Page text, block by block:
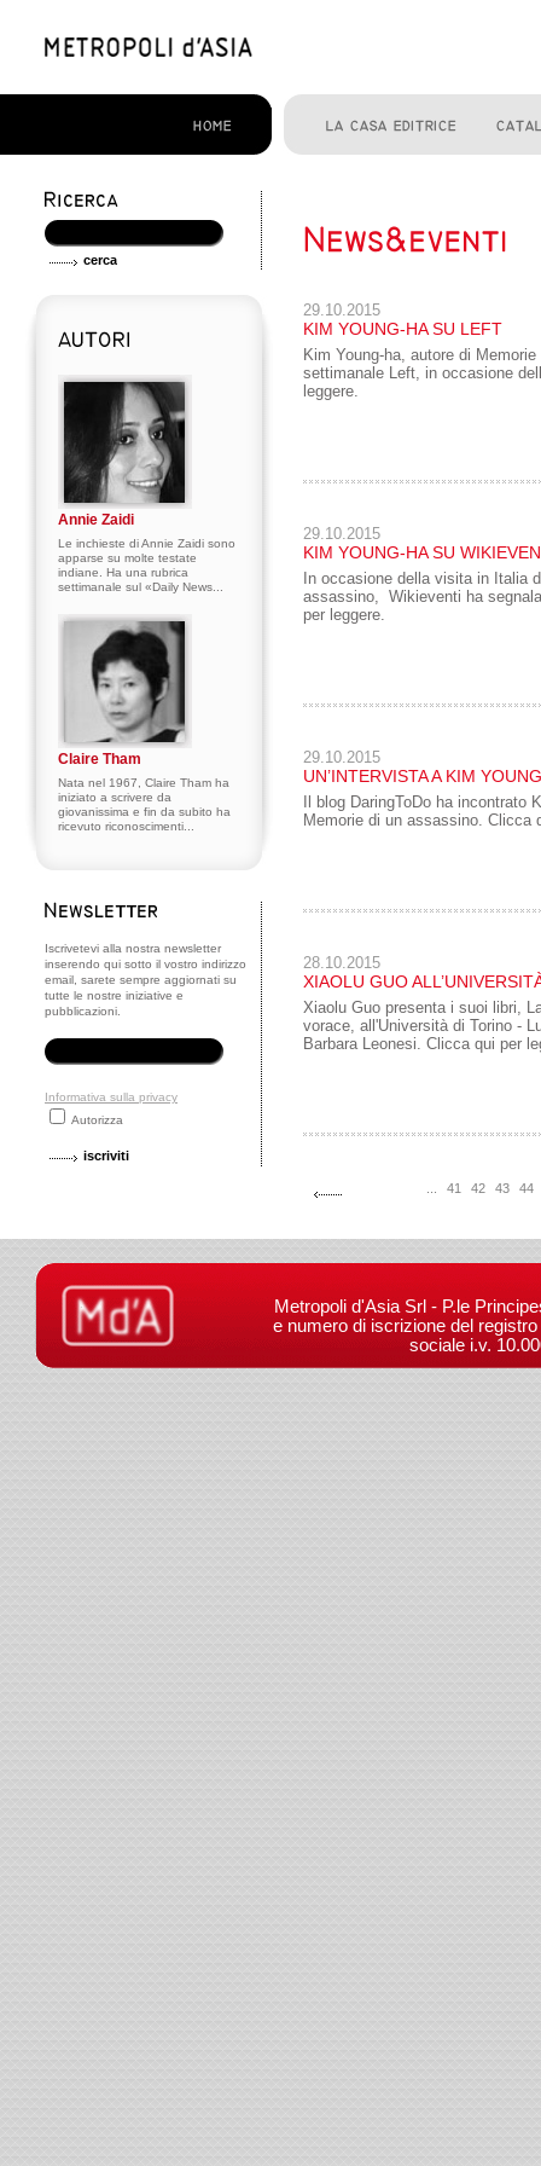
Annie Zaidi
Le inchieste di Annie Zaidi sono
apparse su molte testate
indiane. Ha una rubrica
settimanale sul «Daily News...
Claire Tham
Nata nel 1967, Claire Tham ha
iniziato a scrivere da
giovanissima e fin da subito ha
ricevuto riconoscimenti...
Iscrivetevi alla nostra newsletter
inserendo qui sotto il vostro indirizzo
email, sarete sempre aggiornati su
tutte le nostre iniziative e
pubblicazioni.
Informativa sulla privacy
Autorizza
29.10.2015
KIM YOUNG-HA SU LEFT
Kim Young-ha, autore di
settimanale Left, in occasione
leggere.
29.10.2015
KIM YOUNG-HA SU
In occasione della visita in Italia
assassino, Wikieventi ha
per leggere.
29.10.2015
UN’INTERVISTA A KIM
Il blog DaringToDo ha
Memorie di un assassino. Clicca
28.10.2015
XIAOLU GUO
Xiaolu Guo presenta i suoi libri,
vorace, all'Università di Torino -
Barbara Leonesi. Clicca qui per
41 42 43 44
Metropoli d'Asia Srl - P.le
e numero di iscrizione del
sociale i.v.